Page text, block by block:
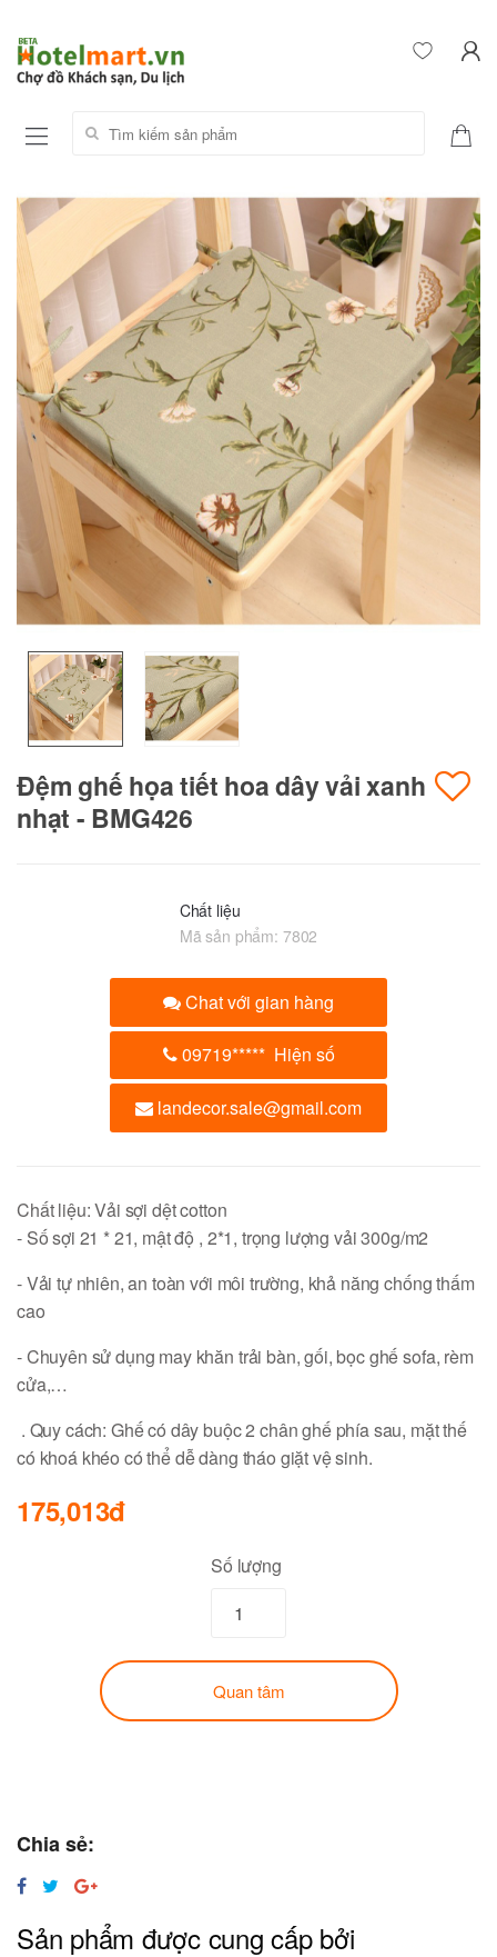
Tìm kiếm sản phẩm:
Đệm ghế họa tiết hoa dây vải xanh
nhạt - BMG426
Chất liệu
Mã sản phẩm: 7802
Chat với gian hàng
09719***** Hiện số
landecor.sale@gmail.com
Chất liệu: Vải sợi dệt cotton
- Số sợi 21 * 21, mật độ , 2*1, trọng lượng vải 300g/m2
- Vải tự nhiên, an toàn với môi trường, khả năng chống thấm
cao
- Chuyên sử dụng may khăn trải bàn, gối, bọc ghế sofa, rèm
cửa,…
. Quy cách: Ghế có dây buộc 2 chân ghế phía sau, mặt thế
có khoá khéo có thể dễ dàng tháo giặt vệ sinh.
175,013đ
Số lượng
Quan tâm
Chia sẻ:
Sản phẩm được cung cấp bởi